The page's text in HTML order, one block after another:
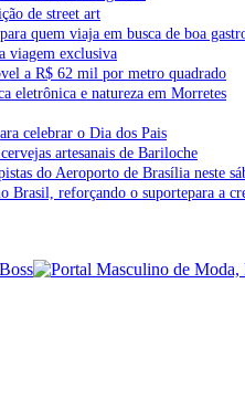
de street art
quem viaja em busca de boa
viagem exclusiva
a R$ 62 mil por metro quadrado
eletrônica e natureza em Morretes
celebrar o Dia dos Pais
artesanais de Bariloche
do Aeroporto de Brasília neste
Brasil, reforçando o suportepara a